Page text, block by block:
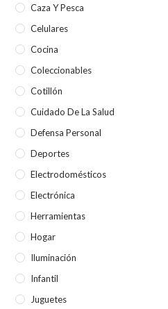
Caza Y Pesca
Celulares
Cocina
Coleccionables
Cotillón
Cuidado De La Salud
Defensa Personal
Deportes
Electrodomésticos
Electrónica
Herramientas
Hogar
Iluminación
Infantil
Juguetes